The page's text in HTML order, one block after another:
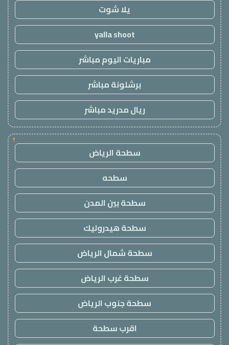
يلا شوت
yalla shoot
مباريات اليوم مباشر
برشلونة مباشر
ريال مدريد مباشر
!
سطحة الرياض
سطحه
سطحة بين المدن
سطحة هيدروليك
سطحة شمال الرياض
سطحة غرب الرياض
سطحة جنوب الرياض
اقرب سطحة